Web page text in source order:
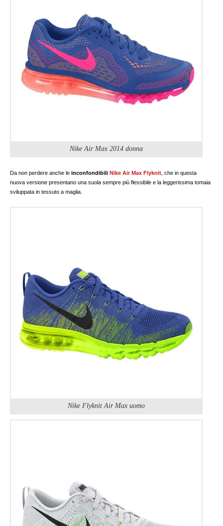
Nike Air Max 2014 donna
Da non perdere anche leinconfondibili Nike Air Max Flyknit , che in questa
nuova versione presentano una suola sempre più flessibile e la leggerissima tomaia
sviluppata in tessuto a maglia.
Nike Flyknit Air Max uomo